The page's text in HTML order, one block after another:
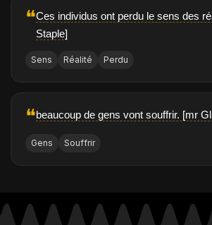
❝Ces individus ont perdu le sens des
Staple]
Sens Réalité Perdu
❝beaucoup de gens vont souffrir. [mr
Gens Souffrir